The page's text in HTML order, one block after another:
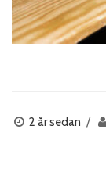
2 år sedan